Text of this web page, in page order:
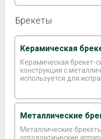
Брекеты
Керамическая
Керамическая брекет-система
конструкция с
используется для
Металлические
Металлические